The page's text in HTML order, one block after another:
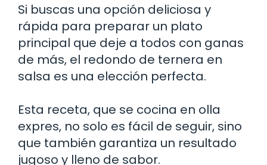
Si buscas una opción deliciosa y
rápida para preparar un plato
principal que deje a todos con ganas
de más, el redondo de ternera en
salsa es una elección perfecta.
Esta receta, que se cocina en olla
expres, no solo es fácil de seguir, sino
que también garantiza un resultado
jugoso y lleno de sabor.